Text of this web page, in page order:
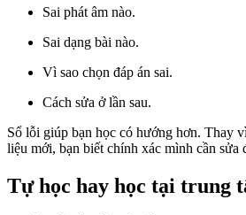
Sai phát âm nào.
Sai dạng bài nào.
Vì sao chọn đáp án sai.
Cách sửa ở lần sau.
Sổ lỗi giúp bạn học có hướng hơn. Thay
liệu mới, bạn biết chính xác mình cần sửa
Tự học hay học tại trung